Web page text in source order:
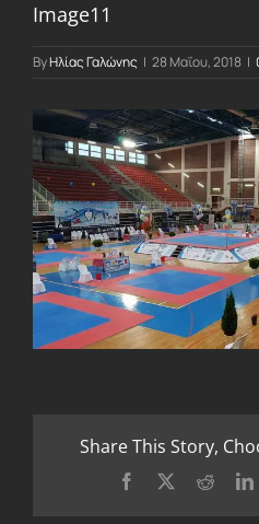
Image11
ByΗλίας Γαλώνης | 28 Μαΐου, 2018 |
Share This Story,
Facebook Reddit